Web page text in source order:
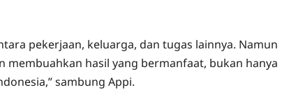
pekerjaan, keluarga, dan tugas lainnya. Namun
membuahkan hasil yang bermanfaat, bukan hanya
sambung Appi.